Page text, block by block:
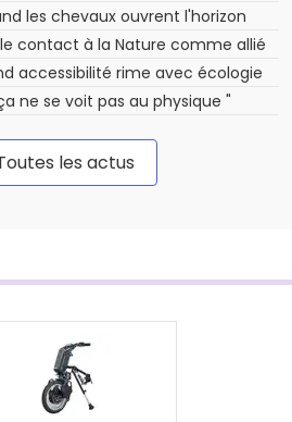
les chevaux ouvrent l'horizon
contact à la Nature comme allié
accessibilité rime avec écologie
ne se voit pas au physique "
les actus